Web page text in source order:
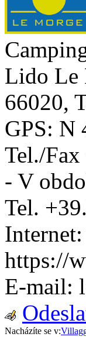
Lido Le
66020,
GPS: N
Tel./Fax
- V
Tel.
Internet:
https://
E-mail:
Nacházíte se v: